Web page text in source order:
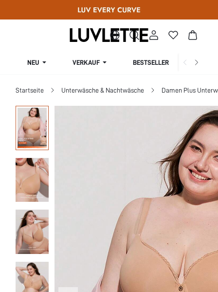
NEU VERKAUF BESTSELLER
Startseite Unterwäsche & Nachtwäsche Damen Plus